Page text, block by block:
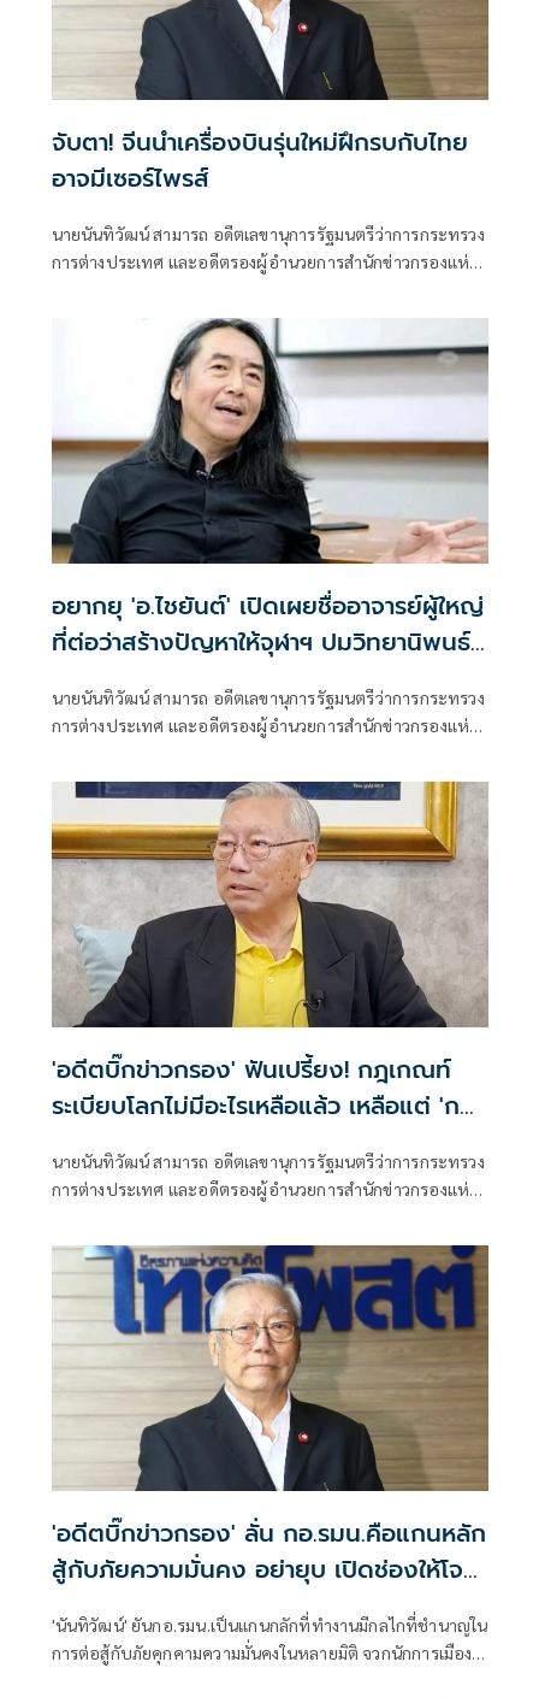
จับตา! จีนนำเครื่องบินรุ่นใหม่ฝึกรบกับไทย
อาจมีเซอร์ไพรส์
นายนันทิวัฒน์ สามารถ อดีตเลขานุการรัฐมนตรีว่าการกระทรวง
การต่างประเทศ และอดีตรองผู้อำนวยการสำนักข่าวกรองแห่ง
อยากยุ 'อ.ไชยันต์' ​เปิดเผยชื่ออาจารย์ผู้ใหญ่​
ที่ต่อว่าสร้างปัญหาให้จุฬาฯ ปมวิทยานิพนธ์
นายนันทิวัฒน์ สามารถ อดีตเลขานุการรัฐมนตรีว่าการกระทรวง
การต่างประเทศ และอดีตรองผู้อำนวยการสำนักข่าวกรองแห่ง
รุ่น 22 โพสต์เฟซบุ๊ก ระบุว่า
'อดีตบิ๊กข่าวกรอง' ฟันเปรี้ยง! กฎเกณท์
ระเบียบโลกไม่มีอะไรเหลือแล้ว เหลือแต่ 'กฎ
นายนันทิวัฒน์ สามารถ อดีตเลขานุการรัฐมนตรีว่าการกระทรวง
การต่างประเทศ และอดีตรองผู้อำนวยการสำนักข่าวกรองแห่ง
'อดีตบิ๊กข่าวกรอง' ลั่น กอ.รมน.คือแกนหลัก
สู้กับภัยความมั่นคง อย่ายุบ เปิดช่องให้โจร
'นันทิวัฒน์' ยันกอ.​รมน.เป็นแกนกลักที่ทำงานมีกลไกที่ชำนาญใน
การต่อสู้กับภัยคุกคามความมั่นคงในหลายมิติ จวกนักการเมือง